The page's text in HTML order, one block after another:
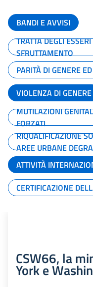
BANDI E AVVISI
TRATTA DEGLI
SFRUTTAMENTO
PARITÀ DI GENERE
VIOLENZA DI GENERE
MUTILAZIONI
FORZATI
RIQUALIFICAZIONE
AREE URBANE
ATTIVITÀ
CERTIFICAZIONE
CSW66, la
York e